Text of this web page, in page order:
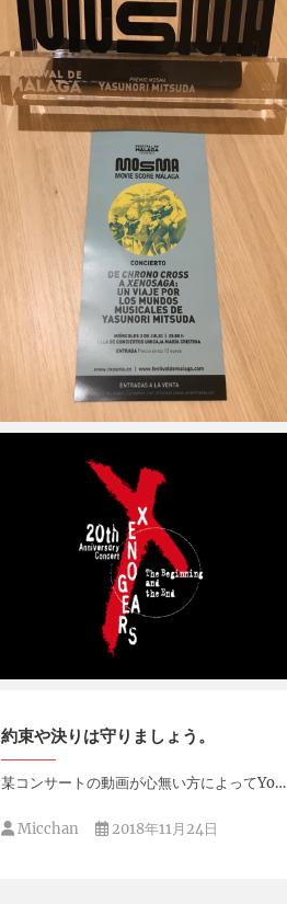
2019年7月3日
約束や決りは守りましょう。
某コンサートの動画が心無い方によってYo…
Micchan 2018年11月24日